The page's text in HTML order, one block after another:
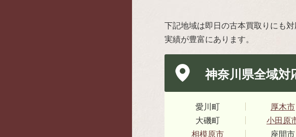
下記地域は即日の古本買取りにも
実績が豊富にあります。
神奈川県全域対
愛川町 厚木市
大磯町
小田原
相模原市
座間市